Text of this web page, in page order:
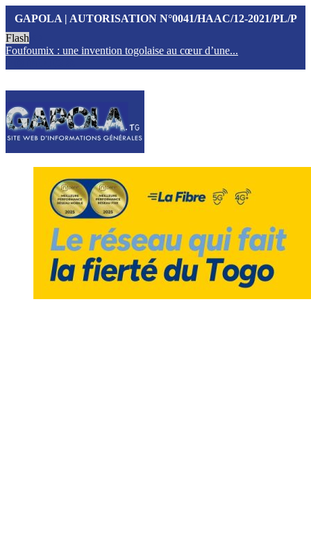
GAPOLA | AUTORISATION N°0041/HAAC/12-2021/PL/P
Flash
Foufoumix : une invention togolaise au cœur d’une...